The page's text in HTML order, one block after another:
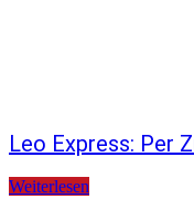
Leo Express: Per
Weiterlesen